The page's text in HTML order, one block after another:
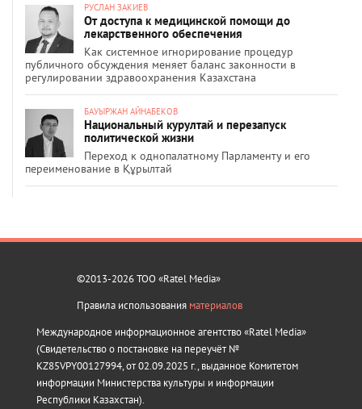
РУСЛАН ЗАКИЕВ
От доступа к медицинской помощи до
лекарственного обеспечения
Как системное игнорирование процедур
публичного обсуждения меняет баланс законности в
регулировании здравоохранения Казахстана
БАУЫРЖАН АЙНАБЕКОВ
Национальный курултай и перезапуск
политической жизни
Переход к однопалатному Парламенту и его
переименование в Құрылтай
©2013-2026 ТОО «Ratel Media»
Правила использования материалов
Международное информационное агентство «Ratel Media»
(Свидетельство о постановке на переучёт №
KZ85VPY00127994, от 02.09.2025 г., выданное Комитетом
информации Министерства культуры и информации
Республики Казахстан).